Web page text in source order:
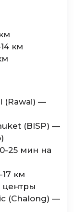
км
(Rawai) —
(BISP) —
25 мин на
км
центры
(Chalong) —